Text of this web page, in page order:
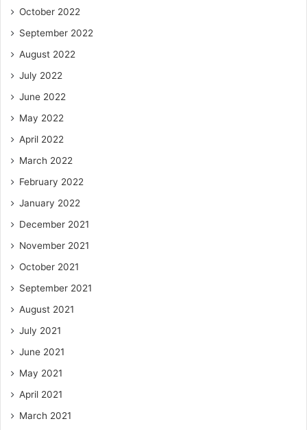
October 2022
September 2022
August 2022
July 2022
June 2022
May 2022
April 2022
March 2022
February 2022
January 2022
December 2021
November 2021
October 2021
September 2021
August 2021
July 2021
June 2021
May 2021
April 2021
March 2021